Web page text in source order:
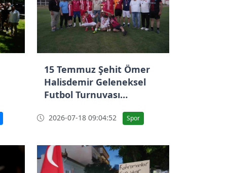
15 Temmuz Şehit Ömer
Halisdemir Geleneksel
Futbol Turnuvası
2026-07-18 09:04:52 Spor